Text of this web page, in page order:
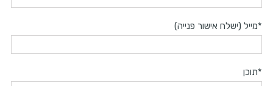
*מייל (ישלח אישור פנייה)
*תוכן